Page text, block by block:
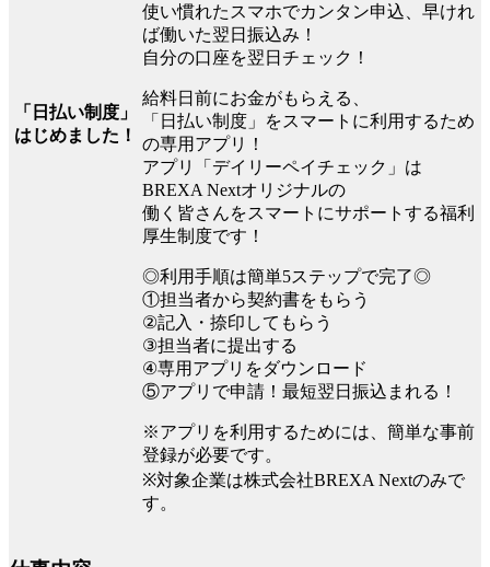
「日払い制度」
はじめました！
使い慣れたスマホでカンタン申込、早けれ
ば働いた翌日振込み！
自分の口座を翌日チェック！
給料日前にお金がもらえる、
「日払い制度」をスマートに利用するため
の専用アプリ！
アプリ「デイリーペイチェック」は
BREXA Nextオリジナルの
働く皆さんをスマートにサポートする福利
厚生制度です！
◎利用手順は簡単5ステップで完了◎
①担当者から契約書をもらう
②記入・捺印してもらう
③担当者に提出する
④専用アプリをダウンロード
⑤アプリで申請！最短翌日振込まれる！
※アプリを利用するためには、簡単な事前
登録が必要です。
※対象企業は株式会社BREXA Nextのみで
す。